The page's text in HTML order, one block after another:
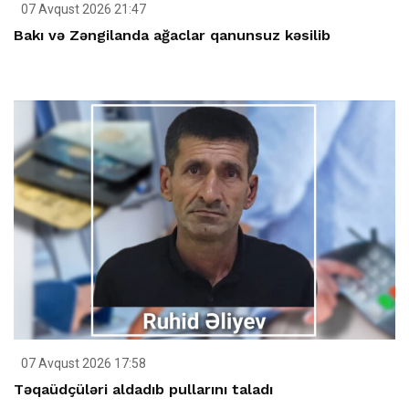
07 Avqust 2026 21:47
Bakı və Zəngilanda ağaclar qanunsuz kəsilib
07 Avqust 2026 17:58
Təqaüdçüləri aldadıb pullarını taladı